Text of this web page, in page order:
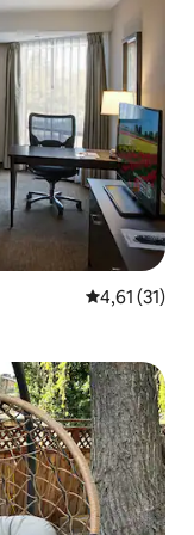
4,61 av 5 i
4,61 (31)